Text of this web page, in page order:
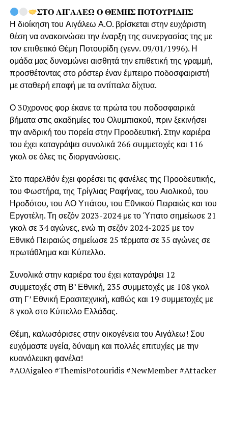
𝚺𝚻𝚶 𝚨𝚰𝚪𝚨𝚲𝚬𝛀 𝚶 𝚯𝚬𝚳𝚮𝚺 𝚷𝚶𝚻𝚶𝚼𝚸𝚰𝚫𝚮𝚺
Η διοίκηση του Αιγάλεω Α.Ο. βρίσκεται στην ευχάριστη
θέση να ανακοινώσει την έναρξη της συνεργασίας της με
τον επιθετικό Θέμη Ποτουρίδη (γενν. 09/01/1996). Η
ομάδα μας δυναμώνει αισθητά την επιθετική της γραμμή,
προσθέτοντας στο ρόστερ έναν έμπειρο ποδοσφαιριστή
με σταθερή επαφή με τα αντίπαλα δίχτυα.
Ο 30χρονος φορ έκανε τα πρώτα του ποδοσφαιρικά
βήματα στις ακαδημίες του Ολυμπιακού, πριν ξεκινήσει
την ανδρική του πορεία στην Προοδευτική. Στην καριέρα
του έχει καταγράψει συνολικά 266 συμμετοχές και 116
γκολ σε όλες τις διοργανώσεις.
Στο παρελθόν έχει φορέσει τις φανέλες της Προοδευτικής,
του Φωστήρα, της Τρίγλιας Ραφήνας, του Αιολικού, του
Ηροδότου, του ΑΟ Υπάτου, του Εθνικού Πειραιώς και του
Εργοτέλη. Τη σεζόν 2023-2024 με το Ύπατο σημείωσε 21
γκολ σε 34 αγώνες, ενώ τη σεζόν 2024-2025 με τον
Εθνικό Πειραιώς σημείωσε 25 τέρματα σε 35 αγώνες σε
πρωτάθλημα και Κύπελλο.
Συνολικά στην καριέρα του έχει καταγράψει 12
συμμετοχές στη Β’ Εθνική, 235 συμμετοχές με 108 γκολ
στη Γ’ Εθνική Ερασιτεχνική, καθώς και 19 συμμετοχές με
8 γκολ στο Κύπελλο Ελλάδας.
Θέμη, καλωσόρισες στην οικογένεια του Αιγάλεω! Σου
ευχόμαστε υγεία, δύναμη και πολλές επιτυχίες με την
κυανόλευκη φανέλα!
#AOAigaleo #ThemisPotouridis #NewMember #Attacker